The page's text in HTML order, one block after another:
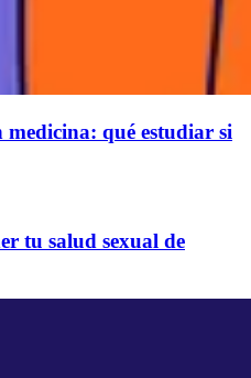
qué estudiar si
tu salud sexual de